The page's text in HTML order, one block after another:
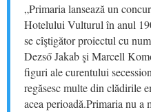
„Primaria lansează un
Hotelului Vulturul în anul
se cîştigător proiectul cu
Dezső Jakab şi Marcell
figuri ale curentului
regăsesc multe din clădirile
acea perioadă.Primaria nu a